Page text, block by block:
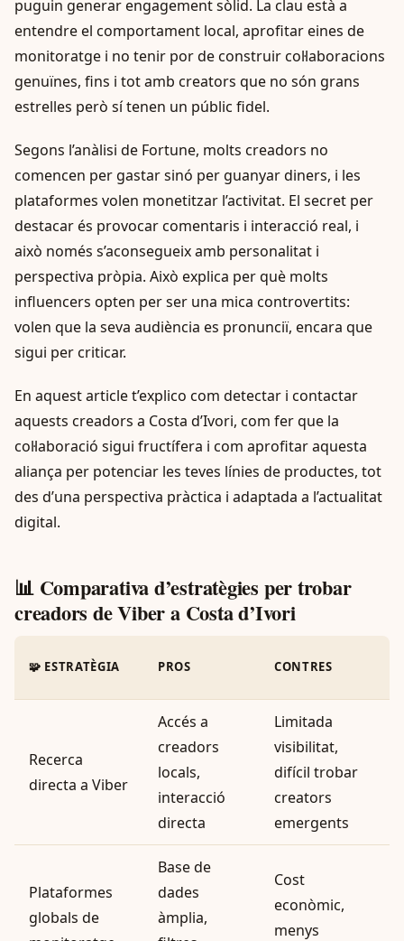
puguin generar engagement sòlid. La clau està a
entendre el comportament local, aprofitar eines de
monitoratge i no tenir por de construir col·laboracions
genuïnes, fins i tot amb creators que no són grans
estrelles però sí tenen un públic fidel.
Segons l’anàlisi de Fortune, molts creadors no
comencen per gastar sinó per guanyar diners, i les
plataformes volen monetitzar l’activitat. El secret per
destacar és provocar comentaris i interacció real, i
això només s’aconsegueix amb personalitat i
perspectiva pròpia. Això explica per què molts
influencers opten per ser una mica controvertits:
volen que la seva audiència es pronunciï, encara que
sigui per criticar.
En aquest article t’explico com detectar i contactar
aquests creadors a Costa d’Ivori, com fer que la
col·laboració sigui fructífera i com aprofitar aquesta
aliança per potenciar les teves línies de productes, tot
des d’una perspectiva pràctica i adaptada a l’actualitat
digital.
📊 Comparativa d’estratègies per trobar
creadors de Viber a Costa d’Ivori
🧩 ESTRATÈGIA PROS CONTRES
Recerca
directa a Viber
Accés a
creadors
locals,
interacció
directa
Limitada
visibilitat,
difícil trobar
creators
emergents
Plataformes
globals de
Base de
dades
àmplia,
Cost
econòmic,
menys